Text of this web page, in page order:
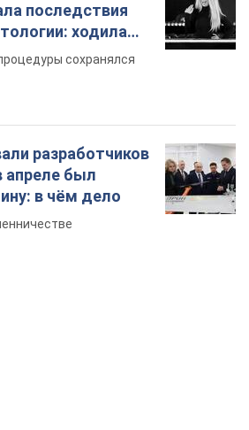
последствия
ходила
сохранялся
разработчиков
апреле был
в чём дело